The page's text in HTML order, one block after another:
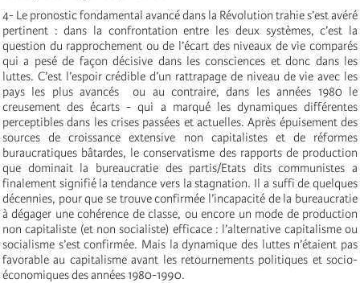
4- Le pronostic fondamental avancé dans la Révolution trahie s’est avéré
pertinent : dans la confrontation entre les deux systèmes, c’est la
question du rapprochement ou de l’écart des niveaux de vie comparés
qui a pesé de façon décisive dans les consciences et donc dans les
luttes. C’est l’espoir crédible d’un rattrapage de niveau de vie avec les
pays les plus avancés ­ ou au contraire, dans les années 1980 le
creusement des écarts - qui a marqué les dynamiques différentes
perceptibles dans les crises passées et actuelles. Après épuisement des
sources de croissance extensive non capitalistes et de réformes
buraucratiques bâtardes, le conservatisme des rapports de production
que dominait la bureaucratie des partis/Etats dits communistes a
finalement signifié la tendance vers la stagnation. Il a suffi de quelques
décennies, pour que se trouve confirmée l’incapacité de la bureaucratie
à dégager une cohérence de classe, ou encore un mode de production
non capitaliste (et non socialiste) efficace : l’alternative capitalisme ou
socialisme s’est confirmée. Mais la dynamique des luttes n’étaient pas
favorable au capitalisme avant les retournements politiques et socio-
économiques des années 1980-1990.